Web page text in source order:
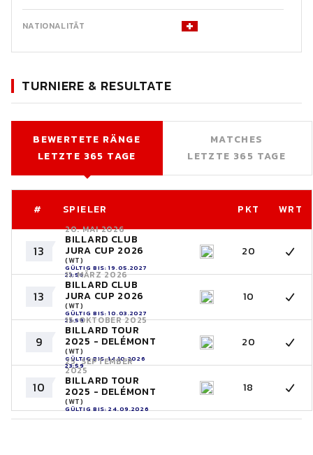
NATIONALITÄT
TURNIERE & RESULTATE
BEWERTETE RÄNGE
LETZTE 365 TAGE
MATCHES
LETZTE 365 TAGE
# SPIELER PKT WRT
13
20. MAI 2026
BILLARD CLUB
JURA CUP 2026
(WT)
GÜLTIG BIS: 19.05.2027
23:59
20
13
11. MÄRZ 2026
BILLARD CLUB
JURA CUP 2026
(WT)
GÜLTIG BIS: 10.03.2027
23:59
10
9
15. OKTOBER 2025
BILLARD TOUR
2025 - DELÉMONT
(WT)
GÜLTIG BIS: 14.10.2026
23:59
20
10
25. SEPTEMBER
2025
BILLARD TOUR
2025 - DELÉMONT
(WT)
GÜLTIG BIS: 24.09.2026
18